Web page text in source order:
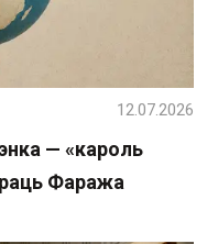
— «кароль
Фаража
12.07.2026